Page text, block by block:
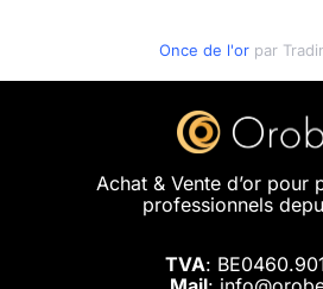
Once de l'or par
Achat & Vente d’or pour
professionnels
TVA: